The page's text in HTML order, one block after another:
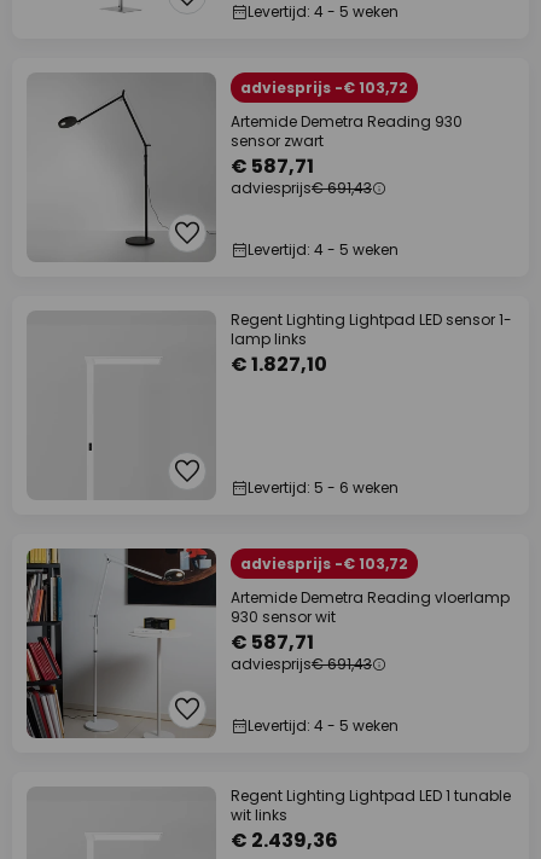
Levertijd: 4 - 5 weken
adviesprijs -€ 103,72
Artemide Demetra Reading 930
sensor zwart
€ 587,71
adviesprijs€ 691,43
Levertijd: 4 - 5 weken
Regent Lighting Lightpad LED sensor 1-
lamp links
€ 1.827,10
Levertijd: 5 - 6 weken
adviesprijs -€ 103,72
Artemide Demetra Reading vloerlamp
930 sensor wit
€ 587,71
adviesprijs€ 691,43
Levertijd: 4 - 5 weken
Regent Lighting Lightpad LED 1 tunable
wit links
€ 2.439,36